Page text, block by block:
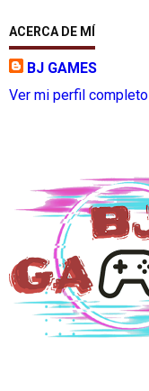
ACERCA DE MÍ
BJ GAMES
Ver mi perfil completo